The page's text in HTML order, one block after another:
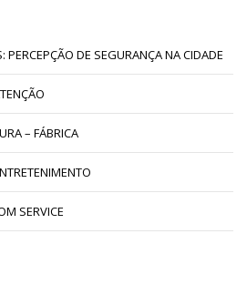
PERCEPÇÃO DE SEGURANÇA NA CIDADE
– FÁBRICA
SERVICE